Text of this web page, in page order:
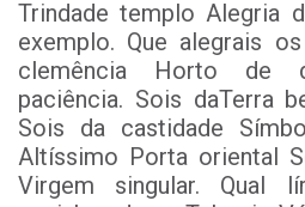
Trindade templo Alegria
exemplo. Que alegrais
clemência Horto de
paciência. Sois daTerra
Sois da castidade
Altíssimo Porta oriental
Virgem singular. Qual